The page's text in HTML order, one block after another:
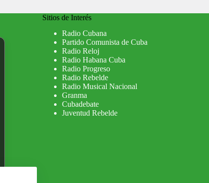
Sitios de Interés
Radio Cubana
Partido Comunista de Cuba
Radio Reloj
Radio Habana Cuba
Radio Progreso
Radio Rebelde
Radio Musical Nacional
Granma
Cubadebate
Juventud Rebelde